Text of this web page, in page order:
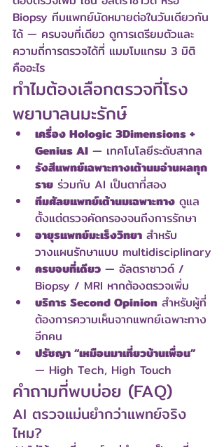
Biopsy ทีมแพทย์นัดหมายต่อในวันเดียวกัน
ได้ — ครบจบที่เดียว ดูการเตรียมตัวและ
ความถี่การตรวจได้ที่ แมมโมแกรม 3 มิติ
คืออะไร
ทำไมต้องเลือกตรวจที่โรง
พยาบาลนมะรักษ์
เครื่อง Hologic 3Dimensions +
Genius AI — เทคโนโลยีระดับสากล
รังสีแพทย์เฉพาะทางเต้านมอ่านผลทุก
ราย ร่วมกับ AI เป็นตาที่สอง
ทีมศัลยแพทย์เต้านมเฉพาะทาง ดูแล
ตั้งแต่ตรวจคัดกรองจนถึงการรักษา
อายุรแพทย์มะเร็งวิทยา สำหรับ
วางแผนรักษาแบบ multidisciplinary
ครบจบที่เดียว — อัลตราซาวด์ /
Biopsy / MRI หากต้องตรวจเพิ่ม
บริการ Second Opinion สำหรับผู้ที่
ต้องการความเห็นจากแพทย์เฉพาะทาง
อีกคน
ปรัชญา “เหมือนมาเที่ยวบ้านเพื่อน”
— High Tech, High Touch
คำถามที่พบบ่อย (FAQ)
AI ตรวจแม่นยำกว่าแพทย์จริง
ไหม?